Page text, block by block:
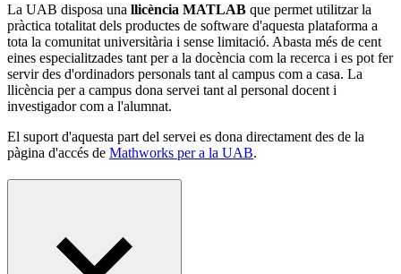
La UAB disposa una llicència MATLAB que permet utilitzar la
pràctica totalitat dels productes de software d'aquesta plataforma a
tota la comunitat universitària i sense limitació. Abasta més de cent
eines especialitzades tant per a la docència com la recerca i es pot fer
servir des d'ordinadors personals tant al campus com a casa. La
llicència per a campus dona servei tant al personal docent i
investigador com a l'alumnat.
El suport d'aquesta part del servei es dona directament des de la
pàgina d'accés de Mathworks per a la UAB.